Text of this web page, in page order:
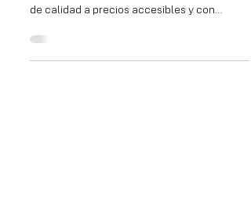
Las afiliadas, los afiliados y sus familias
de calidad a precios accesibles y con
amplias...